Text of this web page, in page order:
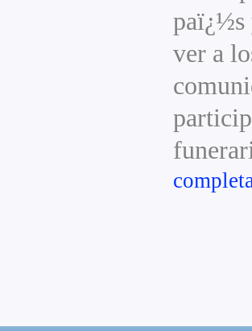
paï¿½s
ver a